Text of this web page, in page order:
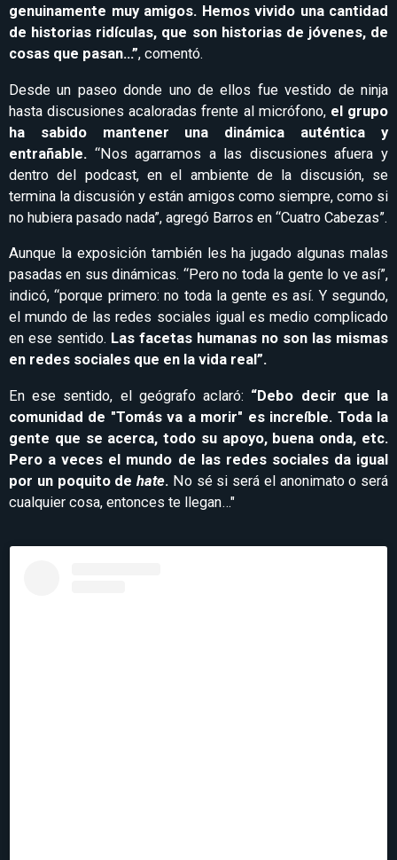
genuinamente muy amigos. Hemos vivido una cantidad
de historias ridículas, que son historias de jóvenes, de
cosas que pasan…”, comentó.
Desde un paseo donde uno de ellos fue vestido de ninja
hasta discusiones acaloradas frente al micrófono, el grupo
ha sabido mantener una dinámica auténtica y
entrañable. “Nos agarramos a las discusiones afuera y
dentro del podcast, en el ambiente de la discusión, se
termina la discusión y están amigos como siempre, como si
no hubiera pasado nada”, agregó Barros en “Cuatro Cabezas”.
Aunque la exposición también les ha jugado algunas malas
pasadas en sus dinámicas. “Pero no toda la gente lo ve así”,
indicó, “porque primero: no toda la gente es así. Y segundo,
el mundo de las redes sociales igual es medio complicado
en ese sentido. Las facetas humanas no son las mismas
en redes sociales que en la vida real”.
En ese sentido, el geógrafo aclaró: “Debo decir que la
comunidad de "Tomás va a morir" es increíble. Toda la
gente que se acerca, todo su apoyo, buena onda, etc.
Pero a veces el mundo de las redes sociales da igual
por un poquito de hate. No sé si será el anonimato o será
cualquier cosa, entonces te llegan…"